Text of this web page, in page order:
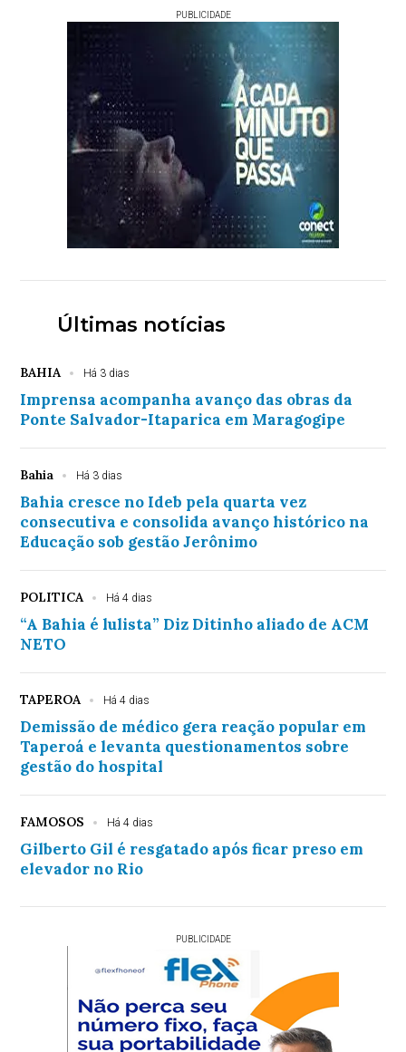
PUBLICIDADE
Últimas notícias
BAHIA Há 3 dias
Imprensa acompanha avanço das obras da
Ponte Salvador-Itaparica em Maragogipe
Bahia Há 3 dias
Bahia cresce no Ideb pela quarta vez
consecutiva e consolida avanço histórico na
Educação sob gestão Jerônimo
POLITICA Há 4 dias
“A Bahia é lulista” Diz Ditinho aliado de ACM
NETO
TAPEROA Há 4 dias
Demissão de médico gera reação popular em
Taperoá e levanta questionamentos sobre
gestão do hospital
FAMOSOS Há 4 dias
Gilberto Gil é resgatado após ficar preso em
elevador no Rio
PUBLICIDADE